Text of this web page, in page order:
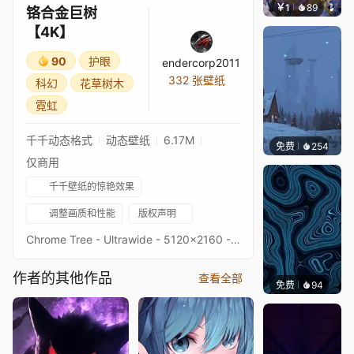
铬合金巨树
【4K】
90
护眼
科幻
花草树木
霓虹
endercorp2011
332 张壁纸
千千动态格式 动态壁纸
6.17M
仅商用
千千壁纸的惊艳效果
调整画质和性能 版权声明
Chrome Tree - Ultrawide - 5120x2160 - 3440x1440Original picture from 4kwallpapersImage quality is a priority, high-end setup recommendedKeywords : Neon, Reflexion, 2160p, 4K, HD
作者的其他作品 查看全部
￥1 89 叮叮
免费 254
免费 94